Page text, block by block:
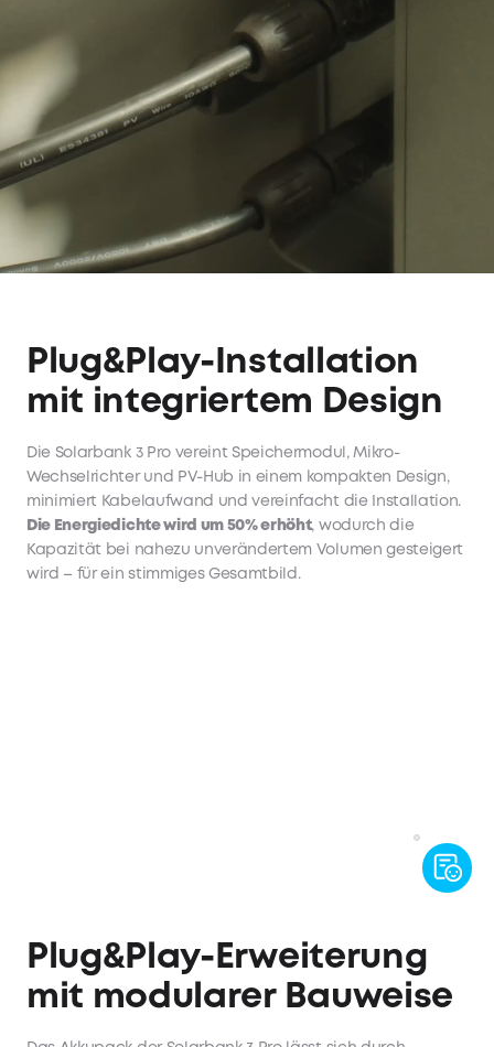
Plug&Play-Installation
mit integriertem Design
Die Solarbank 3 Pro vereint Speichermodul, Mikro-
Wechselrichter und PV-Hub in einem kompakten Design,
minimiert Kabelaufwand und vereinfacht die Installation.
Die Energiedichte wird um 50% erhöht, wodurch die
Kapazität bei nahezu unverändertem Volumen gesteigert
wird – für ein stimmiges Gesamtbild.
Plug&Play-Erweiterung
mit modularer Bauweise